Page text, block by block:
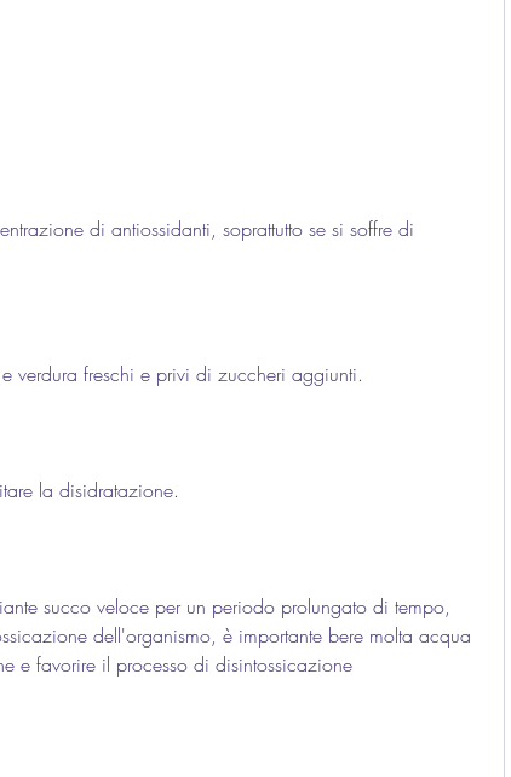
verdura freschi e privi di zuccheri aggiunti.
la disidratazione.
succo veloce per un periodo prolungato di tempo,
dell'organismo, è importante bere molta acqua
e favorire il processo di disintossicazione